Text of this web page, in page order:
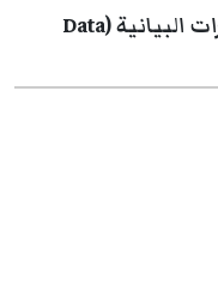
الوحدة السادسة: تصميم التصورات البيانية (Data